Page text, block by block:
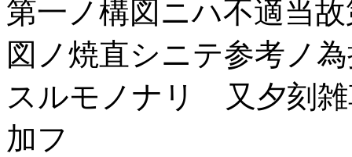
第一ノ構図ニハ不適当
図ノ焼直シニテ参考ノ
スルモノナリ 又夕刻雑
加フ